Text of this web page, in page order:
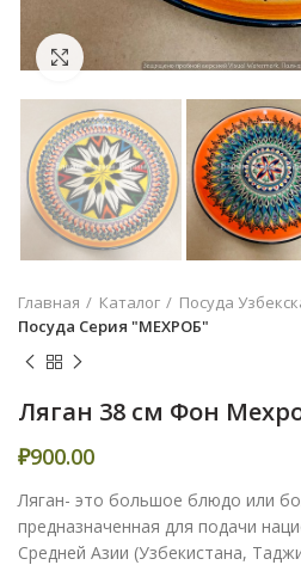
Увеличить
Главная Каталог
Посуда
Посуда Серия "МЕХРОБ"
Ляган 38 см Фон
₽900.00
Ляган- это большое блюдо или
предназначенная для подачи
Средней Азии (Узбекистана,